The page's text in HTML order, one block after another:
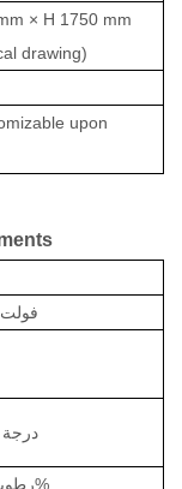
× H 1750 mm
drawing)
upon
220 فولت، 50 هرتز / 60
5 درجة
رطوبة نسبية من 20% إلى 90%